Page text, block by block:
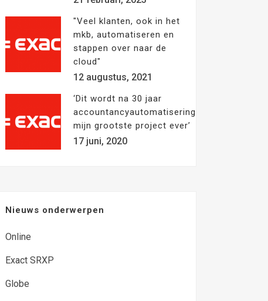
"Veel klanten, ook in het
mkb, automatiseren en
stappen over naar de
cloud"
12 augustus, 2021
‘Dit wordt na 30 jaar
accountancyautomatisering
mijn grootste project ever’
17 juni, 2020
Nieuws onderwerpen
Online
Exact SRXP
Globe